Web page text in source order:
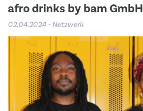
afro drinks by bam GmbH
02.04.2024 - Netzwerk